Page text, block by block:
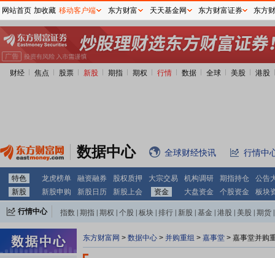
财经 焦点 股票 新股 期指 期权 行情 数据 全球 美股 港股
数据中心 全球财经快讯 行情中
特色 龙虎榜单 融资融券 股权质押 大宗交易 机构调研 期指持仓
公告
新股
新股申购 新股日历 新股上会 资金 大盘资金 个股资金 板块
行情中心 指数 期指 期权 个股 板块 排行 新股 基金 港股 美股 期货
东方财富网 > 数据中心 > 并购重组 > 嘉事堂 > 嘉事堂并购
网站首页 加收藏 移动客户端 东方财富 天天基金网 东方财富证券 东方